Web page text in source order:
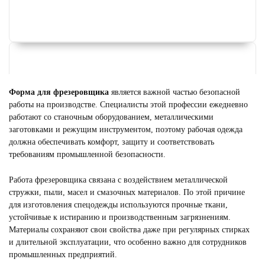
ФОРМА ДЛЯ ГОРНИЧНЫХ
Смотреть
Форма для фрезеровщика является важной частью безопасной
работы на производстве. Специалисты этой профессии ежедневно
работают со станочным оборудованием, металлическими
заготовками и режущим инструментом, поэтому рабочая одежда
должна обеспечивать комфорт, защиту и соответствовать
требованиям промышленной безопасности.
Работа фрезеровщика связана с воздействием металлической
стружки, пыли, масел и смазочных материалов. По этой причине
для изготовления спецодежды используются прочные ткани,
устойчивые к истиранию и производственным загрязнениям.
Материалы сохраняют свои свойства даже при регулярных стирках
и длительной эксплуатации, что особенно важно для сотрудников
промышленных предприятий.